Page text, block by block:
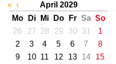
« ‹
April 2029
Mo
Di Mi Do Fr Sa So
26
27 28 29 30 31
1
2
3 4 5 6 7
8
9
10 11 12 13 14
15